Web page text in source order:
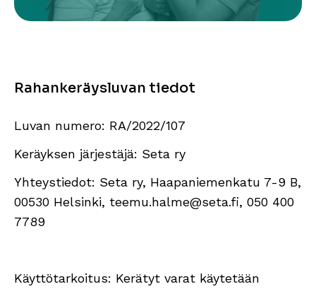
Rahankeräysluvan tiedot
Luvan numero: RA/2022/107
Keräyksen järjestäjä: Seta ry
Yhteystiedot: Seta ry, Haapaniemenkatu 7-9 B,
00530 Helsinki, teemu.halme@seta.fi, 050 400
7789
Käyttötarkoitus: Kerätyt varat käytetään